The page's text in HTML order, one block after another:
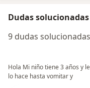
Dudas solucionadas
9 dudas
Hola Mi niño tiene 3 años y
lo hace hasta vomitar y